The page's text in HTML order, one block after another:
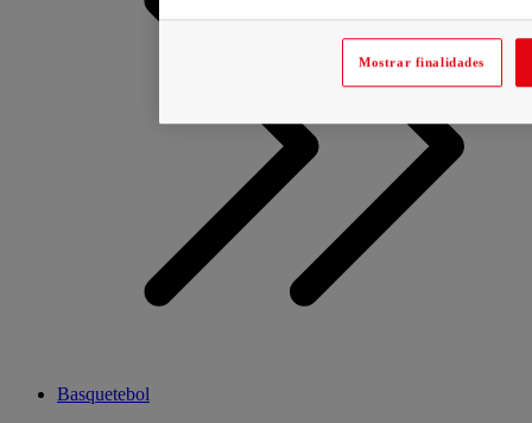
Basquetebol
Mostrar finalidades